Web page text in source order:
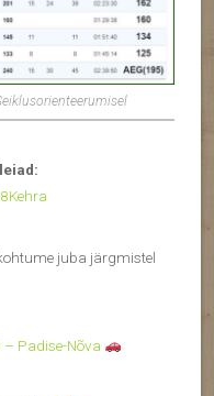
juba järgmistel
Padise-Nõva